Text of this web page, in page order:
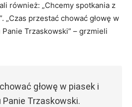
również: „Chcemy spotkania z
„Czas przestać chować głowę w
Trzaskowski” – grzmieli
głowę w piasek i
Panie Trzaskowski.